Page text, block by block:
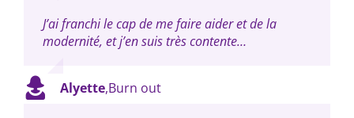
J’ai franchi le cap de me faire aider et de la
modernité, et j’en suis très contente…
Alyette,Burn out